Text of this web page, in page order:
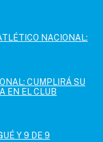
NACIONAL:
CUMPLIRÁ SU
EN EL CLUB
Y 9 DE 9